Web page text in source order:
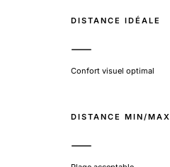
DISTANCE IDÉALE
—
Confort visuel optimal
DISTANCE MIN/MAX
—